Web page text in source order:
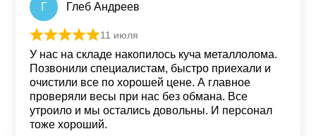
Г Глеб Андреев
Оценка
11 июля
У нас на складе накопилось куча металлолома.
Позвонили специалистам, быстро приехали и
очистили все по хорошей цене. А главное
проверяли весы при нас без обмана. Все
утроило и мы остались довольны. И персонал
тоже хороший.